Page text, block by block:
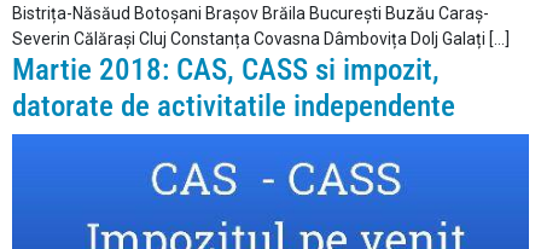
Bistrița-Năsăud Botoșani Brașov Brăila București Buzău Caraș-
Severin Călărași Cluj Constanța Covasna Dâmbovița Dolj Galați […]
Martie 2018: CAS, CASS si impozit,
datorate de activitatile independente